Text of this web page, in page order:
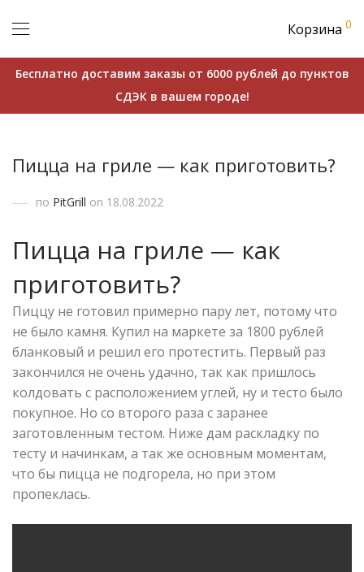
Корзина 0
Бесплатно доставим заказы от 6000 рублей до пунктов
СДЭК в вашем городе!
Пицца на гриле — как приготовить?
по PitGrill on 18.08.2022
Пицца на гриле — как
приготовить?
Пиццу не готовил примерно пару лет, потому что
не было камня. Купил на маркете за 1800 рублей
бланковый и решил его протестить. Первый раз
закончился не очень удачно, так как пришлось
колдовать с расположением углей, ну и тесто было
покупное. Но со второго раза с заранее
заготовленным тестом. Ниже дам раскладку по
тесту и начинкам, а так же основным моментам,
что бы пицца не подгорела, но при этом
пропеклась.